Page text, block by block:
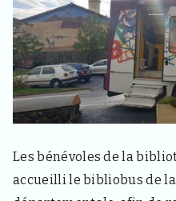
d
e
l
a
c
o
m
m
e
d
Les bénévoles de la
accueilli le bibliobus de